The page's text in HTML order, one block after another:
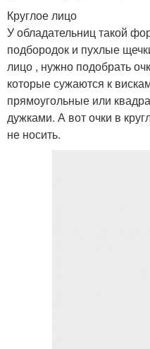
Круглое лицо
У обладательниц такой
подбородок и пухлые
лицо , нужно подобрать
которые сужаются к
прямоугольные или
дужками. А вот очки в
не носить.